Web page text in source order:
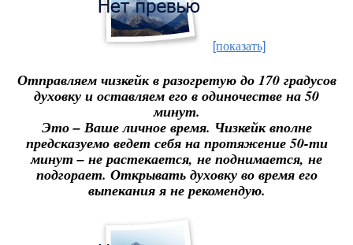
[показать]
Отправляем чизкейк в разогретую до 170 градусов
духовку и оставляем его в одиночестве на 50
минут.
Это – Ваше личное время. Чизкейк вполне
предсказуемо ведет себя на протяжение 50-ти
минут – не растекается, не поднимается, не
подгорает. Открывать духовку во время его
выпекания я не рекомендую.